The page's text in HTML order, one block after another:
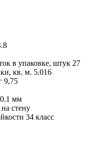
в упаковке, штук 27
кв. м. 5.016
9,75
мм
стену
34 класс